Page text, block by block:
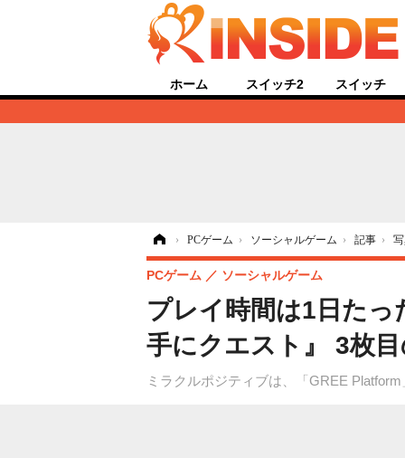
ホーム スイッチ2 スイッチ
› PCゲーム › ソーシャルゲーム › 記事 ›
プレイ時間は1日た
手にクエスト』 3枚
ミラクルポジティブは、「GREE
PCゲーム ソーシャルゲーム